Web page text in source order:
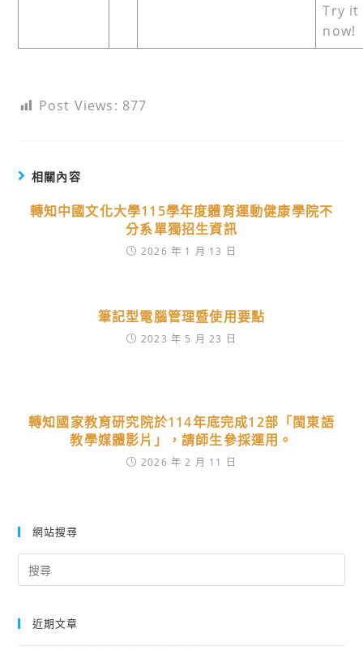
Try it
now!
Post Views: 877
相關內容
轉知中國文化大學115學年度體育運動健康學院不
分系單獨招生資訊
2026 年 1 月 13 日
筆記型電腦管理暨使用要點
2023 年 5 月 23 日
轉知國家教育研究院於114年底完成12部「閩東語
教學媒體影片」，請師生參採運用。
2026 年 2 月 11 日
網站搜尋
for:
近期文章